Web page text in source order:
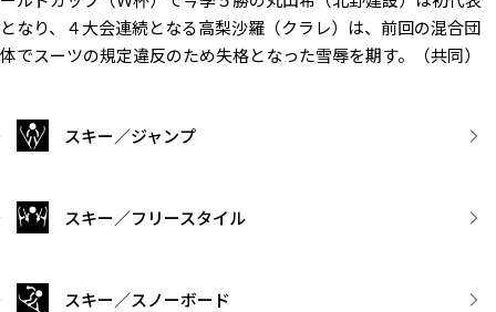
となり、４大会連続となる高梨沙羅（クラレ）は、前回の混合団
体でスーツの規定違反のため失格となった雪辱を期す。（共同）
スキー／ジャンプ
スキー／フリースタイル
スキー／スノーボード